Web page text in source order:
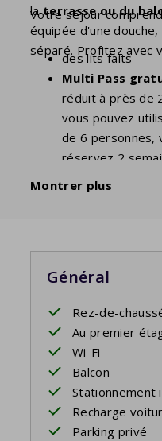
laterrasse ou du
équipée d'une
séparé. Profitez avec
Votre séjour
des lits faits
Multi Pass
réduit à près de
vous pouvez
de 6 personnes,
réservez 2
Montrer plus
Général
Rez-de-
Au premier
Wi-Fi
Balcon
Stationnement
Recharge
Parking privé